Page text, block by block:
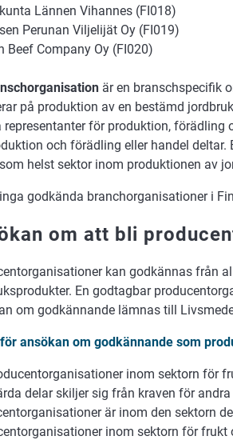
Lännen Vihannes (FI018)
Perunan Viljelijät Oy (FI019)
Beef Company Oy (FI020)
är en branschspecifik
på produktion av en bestämd
representanter för produktion,
och förädling eller handel
helst sektor inom produktionen av
godkända branchorganisationer i
om att bli
organisationer kan godkännas från
En godtagbar
om godkännande lämnas till
ansökan om godkännande som
inom sektorn för
delar skiljer sig från kraven för
är inom den sektorn
inom sektorn för frukt